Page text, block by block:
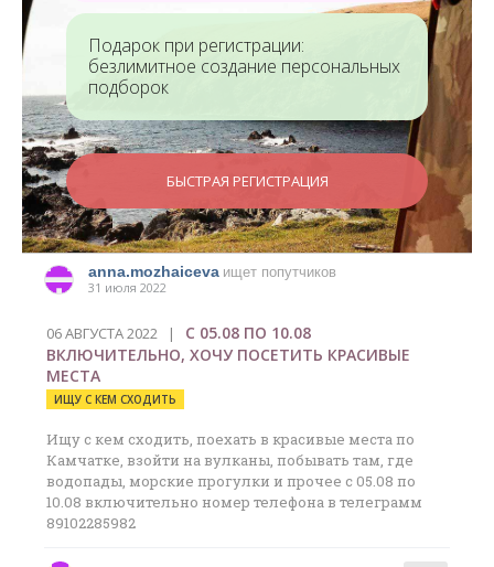
Подарок при регистрации:
безлимитное создание персональных
подборок
БЫСТРАЯ РЕГИСТРАЦИЯ
anna.mozhaiceva ищет попутчиков
31 июля 2022
06 АВГУСТА 2022 | С 05.08 ПО 10.08
ВКЛЮЧИТЕЛЬНО, ХОЧУ ПОСЕТИТЬ КРАСИВЫЕ
МЕСТА
ИЩУ С КЕМ СХОДИТЬ
Ищу с кем сходить, поехать в красивые места по
Камчатке, взойти на вулканы, побывать там, где
водопады, морские прогулки и прочее с 05.08 по
10.08 включительно номер телефона в телеграмм
89102285982